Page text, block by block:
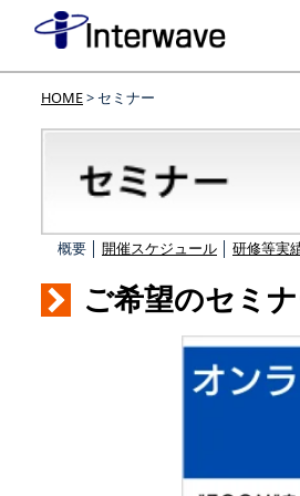
HOME> セミナー
概要 │ 開催スケジュール 研修等実
ご希望のセミ